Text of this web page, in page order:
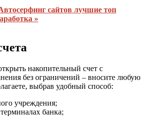
сайтов лучшие топ
»
накопительный счет с
без ограничений – вносите любую
выбрав удобный способ:
учреждения;
банка;